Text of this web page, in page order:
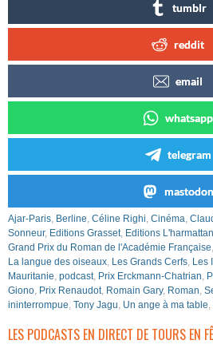
tumblr
reddit
email
whatsapp
telegram
mastodon
Ajar-Paris, Berline, Céline Righi, Cinéma,
Sonneur, Editions Grasset, Editions L'harmattan
Grand Prix du Roman de l'Académie Française,
La langue des oiseaux, Les Grands Cerfs, Les
Mauritanie, podcast, Prix Erckmann-Chatrian,
Giono, Prix Renaudot, Romain Gary, Roman,
ininterrompue, Tony Jagu, Un ange à ma table,
LES PODCASTS EN DIRECT DE TOURS EN